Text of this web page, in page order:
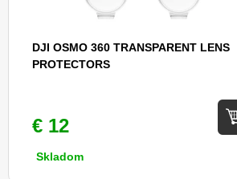
DJI OSMO 360 TRANSPARENT LENS
PROTECTORS
€ 12
Skladom